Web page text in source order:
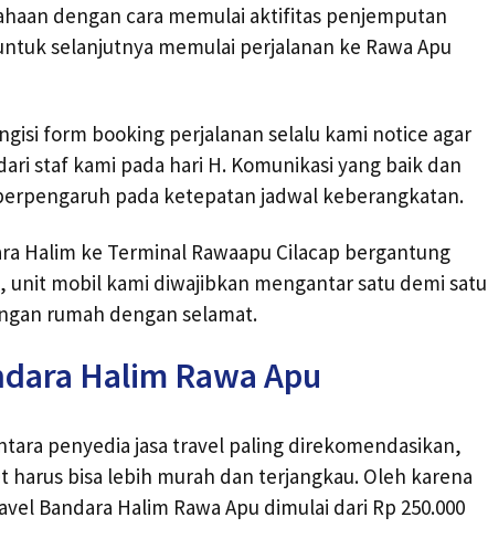
dengan cara memulai aktifitas penjemputan
selanjutnya memulai perjalanan ke Rawa Apu
form booking perjalanan selalu kami notice agar
staf kami pada hari H. Komunikasi yang baik dan
pada ketepatan jadwal keberangkatan.
Halim ke Terminal Rawaapu Cilacap bergantung
unit mobil kami diwajibkan mengantar satu demi satu
rumah dengan selamat.
Halim Rawa Apu
penyedia jasa travel paling direkomendasikan,
bisa lebih murah dan terjangkau. Oleh karena
Bandara Halim Rawa Apu dimulai dari Rp 250.000